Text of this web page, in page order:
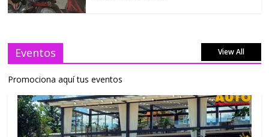
Eventos View All
Promociona aquí tus eventos